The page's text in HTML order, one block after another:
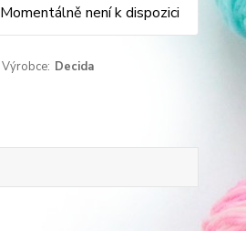
Momentálně není k dispozici
Výrobce: Decida